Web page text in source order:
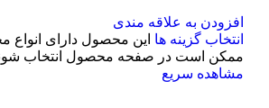
افزودن به علاقه مندی
انتخاب گزینه ها این محصول دارای انواع
ممکن است در صفحه محصول انتخاب
مشاهده سریع